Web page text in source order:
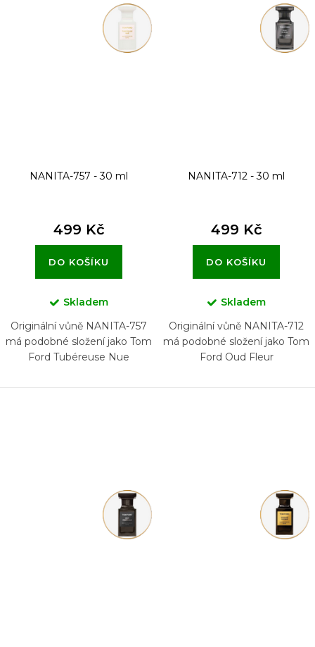
NANITA-757 - 30 ml
499 Kč
DO KOŠÍKU
Skladem
Originální vůně NANITA-757
má podobné složení jako Tom
Ford Tubéreuse Nue
NANITA-712 - 30 ml
499 Kč
DO KOŠÍKU
Skladem
Originální vůně NANITA-712
má podobné složení jako Tom
Ford Oud Fleur